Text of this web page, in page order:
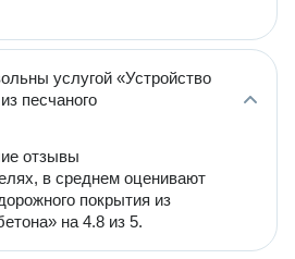
услугой «Устройство
песчаного
отзывы
в среднем оценивают
покрытия из
на 4.8 из 5.